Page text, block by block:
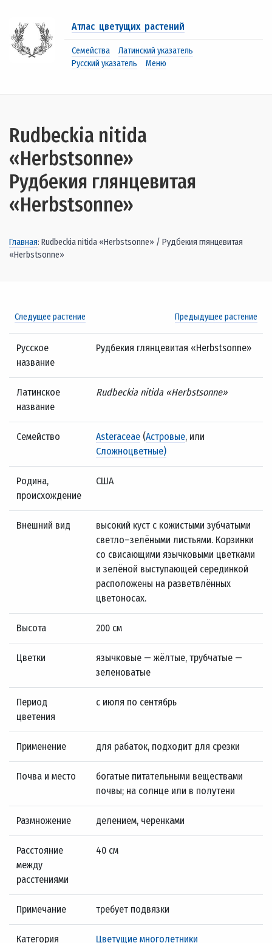
Атлас цветущих растений
Семейства
Латинский указатель
Русский указатель
Меню
Rudbeckia nitida
«Herbstsonne»
Рудбекия глянцевитая
«Herbstsonne»
Главная: Rudbeckia nitida «Herbstsonne» / Рудбекия глянцевитая
«Herbstsonne»
Следущее растение Предыдущее растение
Русское
название
Рудбекия глянцевитая «Herbstsonne»
Латинское
название
Rudbeckia nitida «Herbstsonne»
Семейство Asteraceae (Астровые, или
Сложноцветные)
Родина,
происхождение
США
Внешний вид
высокий куст с кожистыми зубчатыми
светло–зелёными листьями. Корзинки
со свисающими язычковыми цветками
и зелёной выступающей серединкой
расположены на разветвлённых
цветоносах.
Высота 200 см
Цветки
язычковые — жёлтые, трубчатые —
зеленоватые
Период
цветения
с июля по сентябрь
Применение для рабаток, подходит для срезки
Почва и место
богатые питательными веществами
почвы; на солнце или в полутени
Размножение делением, черенками
Расстояние
между
расстениями
40 см
Примечание требует подвязки
Категория Цветущие многолетники